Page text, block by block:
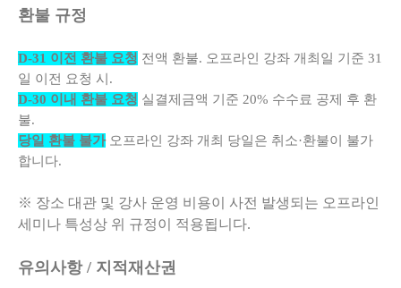
환불 규정
D-31 이전 환불 요청 전액 환불. 오프라인 강좌 개최일 기준 31
일 이전 요청 시.
D-30 이내 환불 요청 실결제금액 기준 20% 수수료 공제 후 환
불.
당일 환불 불가오프라인 강좌 개최 당일은 취소·환불이 불가
합니다.
※ 장소 대관 및 강사 운영 비용이 사전 발생되는 오프라인
세미나 특성상 위 규정이 적용됩니다.
유의사항 / 지적재산권